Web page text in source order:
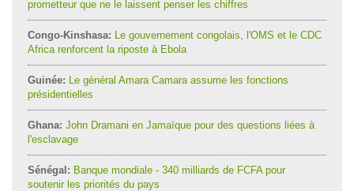
prometteur que ne le laissent penser les chiffres
Congo-Kinshasa: Le gouvernement congolais, l'OMS et le CDC
Africa renforcent la riposte à Ebola
Guinée: Le général Amara Camara assume les fonctions
présidentielles
Ghana: John Dramani en Jamaïque pour des questions liées à
l'esclavage
Sénégal: Banque mondiale - 340 milliards de FCFA pour
soutenir les priorités du pays